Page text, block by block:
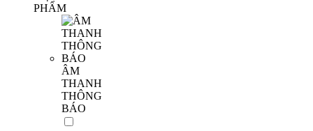
PHẨM
​ÂM
THANH
THÔNG
BÁO